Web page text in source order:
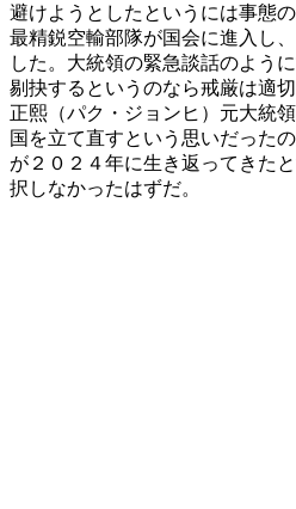
避けようとしたというには事態
最精鋭空輸部隊が国会に進入し
した。大統領の緊急談話のよう
剔抉するというのなら戒厳は適
正熙（パク・ジョンヒ）元大統
国を立て直すという思いだった
が２０２４年に生き返ってきた
択しなかったはずだ。